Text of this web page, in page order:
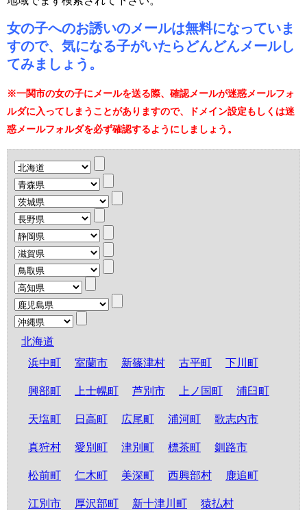
女の子へのお誘いのメールは無料になっていま
すので、気になる子がいたらどんどんメールし
てみましょう。
※一関市の女の子にメールを送る際、確認メールが迷惑メールフォ
ルダに入ってしまうことがありますので、ドメイン設定もしくは迷
惑メールフォルダを必ず確認するようにしましょう。
北海道
浜中町
室蘭市 新篠津村 古平町 下川町
興部町 上士幌町 芦別市 上ノ国町 浦臼町
天塩町 日高町 広尾町 浦河町 歌志内市
真狩村 愛別町 津別町 標茶町 釧路市
松前町 仁木町 美深町 西興部村 鹿追町
江別市 厚沢部町 新十津川町 猿払村